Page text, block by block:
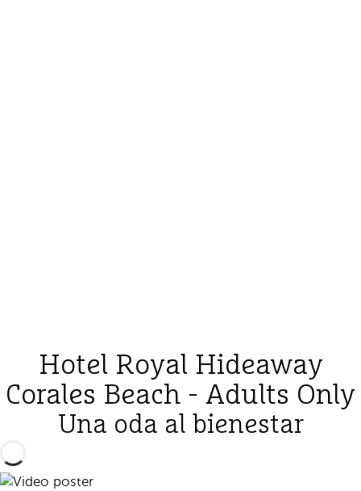
Hotel Royal Hideaway
Corales Beach - Adults Only
Una oda al bienestar
Reproducir vídeo